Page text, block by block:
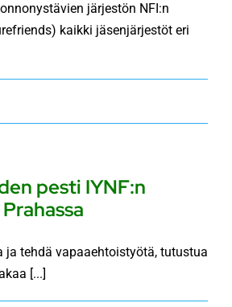
järjestön NFI:n
kaikki jäsenjärjestöt eri
pesti IYNF:n
ja tehdä vapaaehtoistyötä, tutustua
[...]